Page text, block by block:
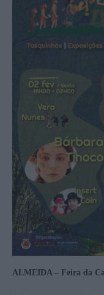
ALMEIDA – Feira da